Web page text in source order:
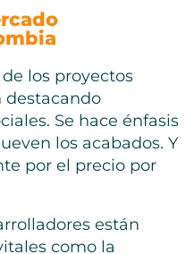
los proyectos
destacando
Se hace énfasis
los acabados. Y
por el precio por
están
como la